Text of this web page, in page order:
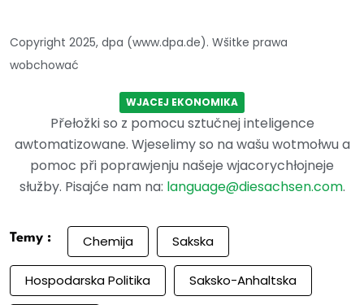
Copyright 2025, dpa (www.dpa.de). Wšitke prawa
wobchować
WJACEJ EKONOMIKA
Přełožki so z pomocu sztučnej inteligence
awtomatizowane. Wjeselimy so na wašu wotmołwu a
pomoc při poprawjenju našeje wjacorychłojneje
słužby. Pisajće nam na: language@diesachsen.com.
Temy : Chemija Sakska
Hospodarska Politika Saksko-Anhaltska